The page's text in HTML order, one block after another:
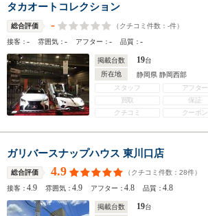
タカオートコレクション
総合評価 - （クチコミ件数： -件）
接客：- 雰囲気：- アフター：- 品質：-
掲載台数 19台
所在地
静岡県 静岡西部
スタッフ
アフター
買取
保証
クチコミ
クーポン
ガリバースナップハウス 東川口店
総合評価 4.9 （クチコミ件数： 28件）
接客：4.9 雰囲気：4.9 アフター：4.8 品質：4.8
掲載台数 19台